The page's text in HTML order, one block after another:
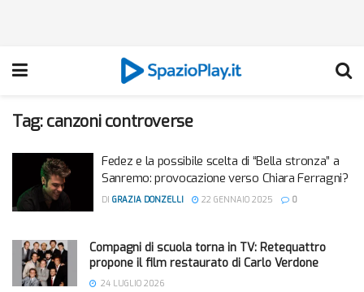
Tag:canzoni controverse
Fedez e la possibile scelta di “Bella stronza” a
Sanremo: provocazione verso Chiara Ferragni?
DI GRAZIA DONZELLI 22 GENNAIO 2025 0
Compagni di scuola torna in TV: Retequattro
propone il film restaurato di Carlo Verdone
24 LUGLIO 2026